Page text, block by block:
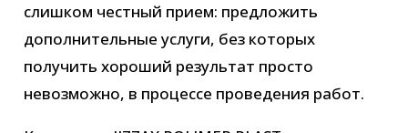
слишком честный прием: предложить
дополнительные услуги, без которых
получить хороший результат просто
невозможно, в процессе проведения работ.